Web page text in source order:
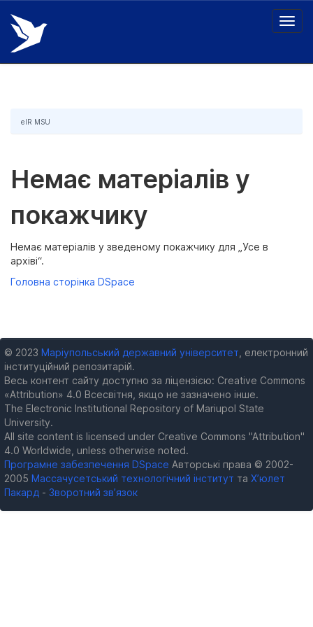
Skip
navigation
eIR MSU
Немає матеріалів у
покажчику
Немає матеріалів у зведеному покажчику для „Усе в
архіві“.
Головна сторінка DSpace
© 2023 Маріупольський державний університет , електронний
інституційний репозитарій.
Весь контент сайту доступно за ліцензією: Creative Commons
«Attribution» 4.0 Всесвітня, якщо не зазначено інше.
The Electronic Institutional Repository of Mariupol State
University.
All site content is licensed under Creative Commons "Attribution"
4.0 Worldwide, unless otherwise noted.
Програмне забезпечення DSpace Авторські права © 2002-
2005 Массачусетський технологічний інститут та Х’юлет
Пакард - Зворотний зв’язок